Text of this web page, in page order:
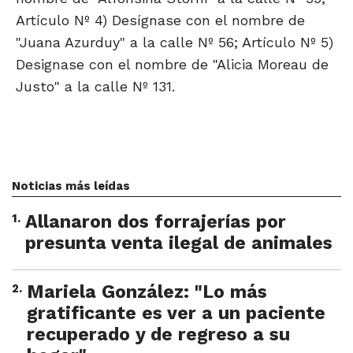
Artículo Nº 4) Desígnase con el nombre de
"Juana Azurduy" a la calle Nº 56; Artículo Nº 5)
Designase con el nombre de "Alicia Moreau de
Justo" a la calle Nº 131.
Noticias más leídas
1. Allanaron dos forrajerías por
presunta venta ilegal de animales
2. Mariela González: "Lo más
gratificante es ver a un paciente
recuperado y de regreso a su